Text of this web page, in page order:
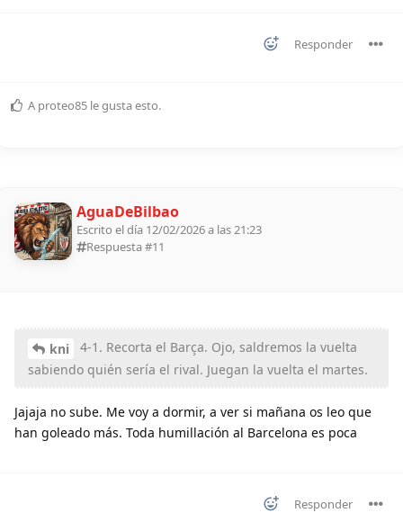
Responder
A proteo85 le gusta esto.
AguaDeBilbao
Escrito el día 12/02/2026 a las 21:23
Respuesta #11
kni
4-1. Recorta el Barça. Ojo, saldremos la vuelta
sabiendo quién sería el rival. Juegan la vuelta el martes.
Jajaja no sube. Me voy a dormir, a ver si mañana os leo que
han goleado más. Toda humillación al Barcelona es poca
Responder